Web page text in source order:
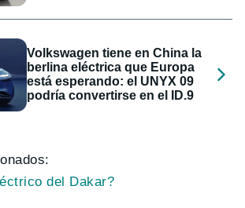
Volkswagen tiene en China la
berlina eléctrica que Europa
está esperando: el UNYX 09
podría convertirse en el ID.9
del Dakar?